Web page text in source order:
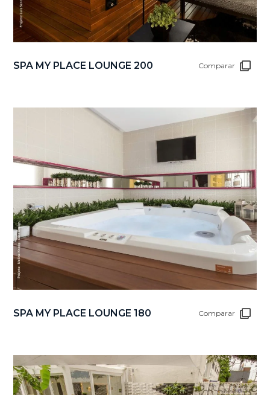
SPA MY PLACE LOUNGE 200 Comparar
SPA MY PLACE LOUNGE 180 Comparar